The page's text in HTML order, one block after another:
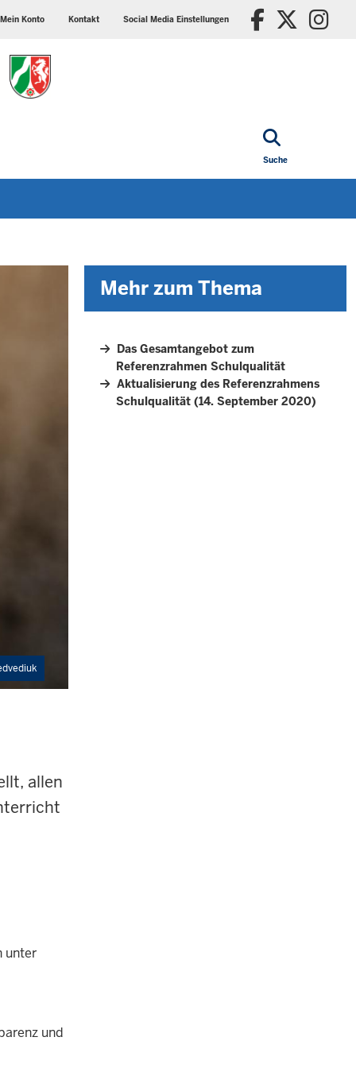
Mein Konto Kontakt
media
Social Media Einstellungen X/
Suche
allen
unter
und
Mehr zum Thema
Das Gesamtangebot zum
Referenzrahmen Schulqualität
Aktualisierung des Referenzrahmens
Schulqualität (14. September 2020)